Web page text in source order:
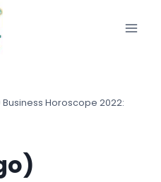
Horoscope 2022: